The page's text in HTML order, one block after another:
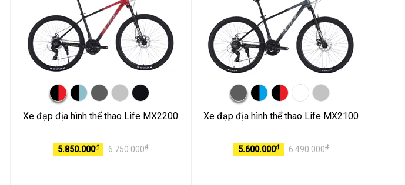
Xe đạp địa hình thể thao Life MX2200
5.850.000₫ 6.750.000₫
Xe đạp địa hình thể thao Life MX2100
5.600.000₫ 6.490.000₫